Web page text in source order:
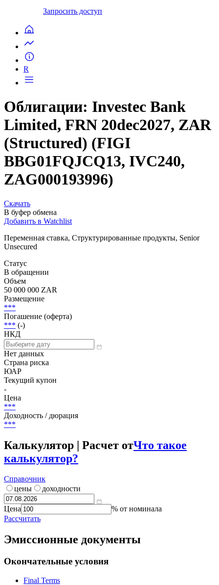
Запросить доступ
R
Облигации: Investec Bank
Limited, FRN 20dec2027, ZAR
(Structured) (FIGI
BBG01FQJCQ13, IVC240,
ZAG000193996)
Скачать
В буфер обмена
Добавить в Watchlist
Переменная ставка, Структурированные продукты, Senior
Unsecured
Статус
В обращении
Объем
50 000 000 ZAR
Размещение
***
Погашение (оферта)
*** (-)
НКД
Нет данных
Страна риска
ЮАР
Текущий купон
-
Цена
***
Доходность / дюрация
***
Калькулятор | Расчет отЧто такое
калькулятор?
Справочник
цены
доходности
Цена
% от номинала
Рассчитать
Эмиссионные документы
Окончательные условия
Final Terms